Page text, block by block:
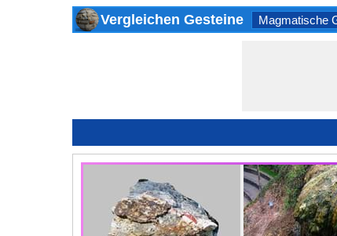
Vergleichen Gesteine Magmatische